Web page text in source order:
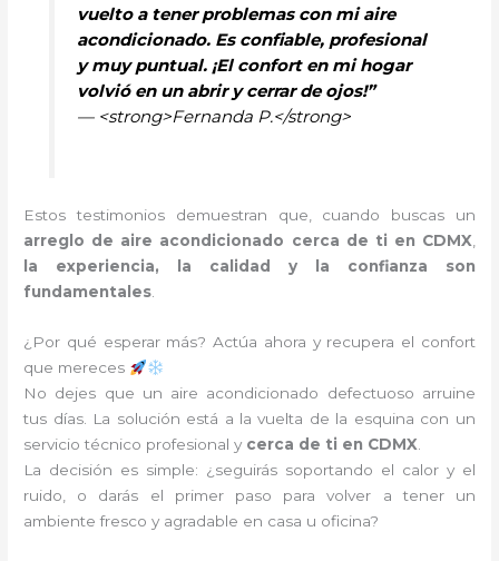
vuelto a tener problemas con mi aire
acondicionado. Es confiable, profesional
y muy puntual. ¡El confort en mi hogar
volvió en un abrir y cerrar de ojos!”
— <strong>Fernanda P.</strong>
Estos testimonios demuestran que, cuando buscas un
arreglo de aire acondicionado cerca de ti en CDMX,
la experiencia, la calidad y la confianza son
fundamentales.
¿Por qué esperar más? Actúa ahora y recupera el confort
que mereces
No dejes que un aire acondicionado defectuoso arruine
tus días. La solución está a la vuelta de la esquina con un
servicio técnico profesional y cerca de ti en CDMX.
La decisión es simple: ¿seguirás soportando el calor y el
ruido, o darás el primer paso para volver a tener un
ambiente fresco y agradable en casa u oficina?